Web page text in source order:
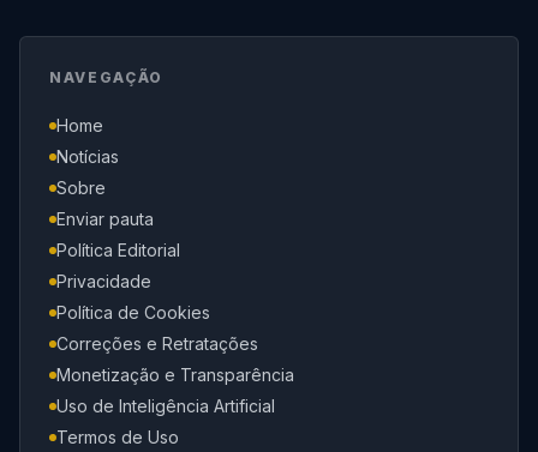
NAVEGAÇÃO
Home
Notícias
Sobre
Enviar pauta
Política Editorial
Privacidade
Política de Cookies
Correções e Retratações
Monetização e Transparência
Uso de Inteligência Artificial
Termos de Uso